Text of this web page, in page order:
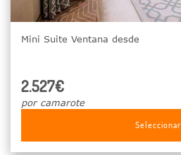
Mini Suite Ventana desde
2.527€
por camarote
Seleccionar